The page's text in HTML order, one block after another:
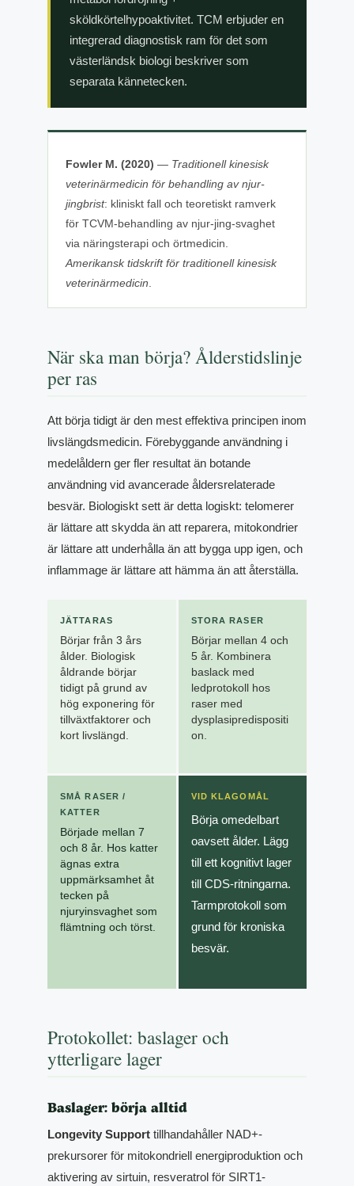
sköldkörtelhypoaktivitet. TCM erbjuder en
integrerad diagnostisk ram för det som
västerländsk biologi beskriver som
separata kännetecken.
Fowler M. (2020) — Traditionell kinesisk
veterinärmedicin för behandling av njur-
jingbrist: kliniskt fall och teoretiskt ramverk
för TCVM-behandling av njur-jing-svaghet
via näringsterapi och örtmedicin.
Amerikansk tidskrift för traditionell kinesisk
veterinärmedicin.
När ska man börja? Ålderstidslinje
per ras
Att börja tidigt är den mest effektiva principen inom
livslängdsmedicin. Förebyggande användning i
medelåldern ger fler resultat än botande
användning vid avancerade åldersrelaterade
besvär. Biologiskt sett är detta logiskt: telomerer
är lättare att skydda än att reparera, mitokondrier
är lättare att underhålla än att bygga upp igen, och
inflammage är lättare att hämma än att återställa.
JÄTTARAS
Börjar från 3 års
ålder. Biologisk
åldrande börjar
tidigt på grund av
hög exponering för
tillväxtfaktorer och
kort livslängd.
STORA RASER
Börjar mellan 4 och
5 år. Kombinera
baslack med
ledprotokoll hos
raser med
dysplasipredispositi
on.
SMÅ RASER /
KATTER
Började mellan 7
och 8 år. Hos katter
ägnas extra
uppmärksamhet åt
tecken på
njuryinsvaghet som
flämtning och törst.
VID KLAGOMÅL
Börja omedelbart
oavsett ålder. Lägg
till ett kognitivt lager
till CDS-ritningarna.
Tarmprotokoll som
grund för kroniska
besvär.
Protokollet: baslager och
ytterligare lager
Baslager: börja alltid
Longevity Support tillhandahåller NAD+-
prekursorer för mitokondriell energiproduktion och
aktivering av sirtuin, resveratrol för SIRT1-